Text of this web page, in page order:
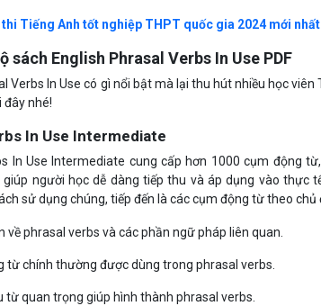
thi Tiếng Anh tốt nghiệp THPT quốc gia 2024 mới nhất
sách English Phrasal Verbs In Use PDF
Verbs In Use có gì nổi bật mà lại thu hút nhiều học viên
nhé!
In Use Intermediate
In Use Intermediate cung cấp hơn 1000 cụm động
người học dễ dàng tiếp thu và áp dụng vào thực
sử dụng chúng, tiếp đến là các cụm động từ theo
về phrasal verbs và các phần ngữ pháp liên quan.
từ chính thường được dùng trong phrasal verbs.
từ quan trọng giúp hình thành phrasal verbs.